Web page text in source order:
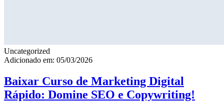
Uncategorized
Adicionado em: 05/03/2026
Baixar Curso de Marketing Digital
Rápido: Domine SEO e Copywriting!